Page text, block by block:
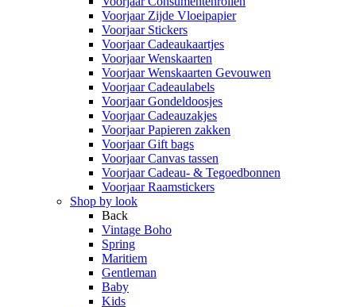
Voorjaar Zijde Vloeipapier
Voorjaar Stickers
Voorjaar Cadeaukaartjes
Voorjaar Wenskaarten
Voorjaar Wenskaarten Gevouwen
Voorjaar Cadeaulabels
Voorjaar Gondeldoosjes
Voorjaar Cadeauzakjes
Voorjaar Papieren zakken
Voorjaar Gift bags
Voorjaar Canvas tassen
Voorjaar Cadeau- & Tegoedbonnen
Voorjaar Raamstickers
Shop by look
Back
Vintage Boho
Spring
Maritiem
Gentleman
Baby
Kids